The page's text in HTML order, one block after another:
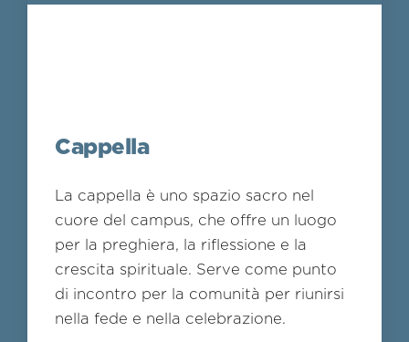
Cappella
La cappella è uno spazio sacro nel
cuore del campus, che offre un luogo
per la preghiera, la riflessione e la
crescita spirituale. Serve come punto
di incontro per la comunità per riunirsi
nella fede e nella celebrazione.